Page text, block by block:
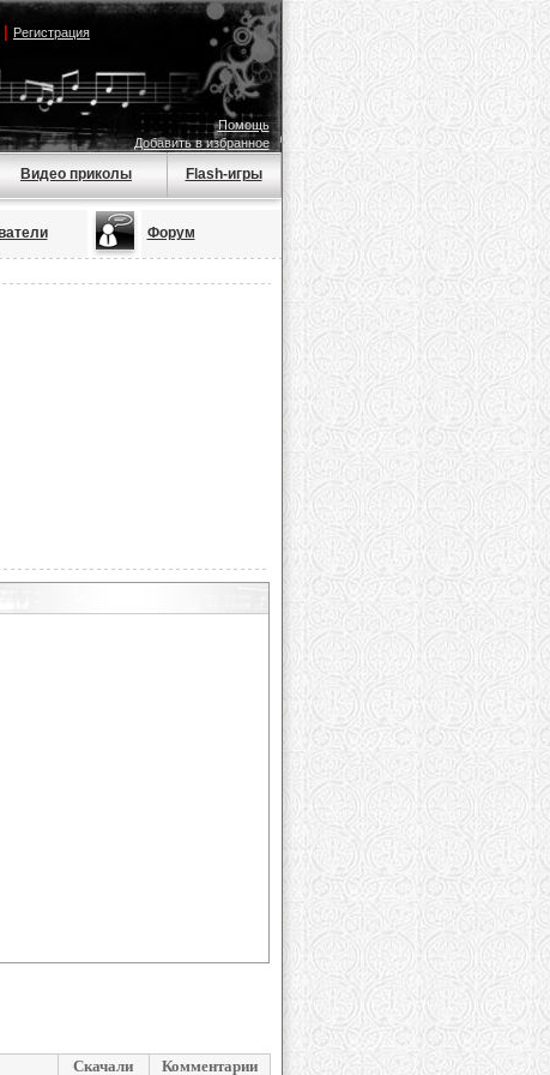
| Регистрация
Помощь
Добавить в избранное
Видео приколы Flash-игры
Форум
Скачали Комментарии